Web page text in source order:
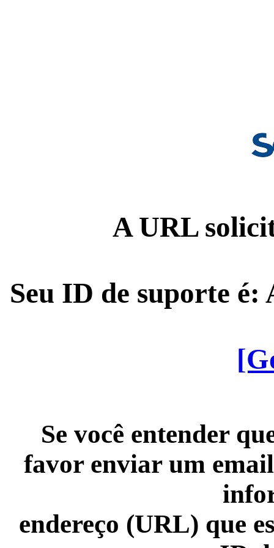
A URL
Seu ID de suporte é:
Se você entender
favor enviar um
endereço (URL) que